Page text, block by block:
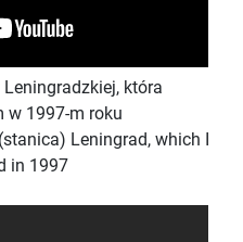
która
w 1997-m roku
Leningrad, which I
in 1997